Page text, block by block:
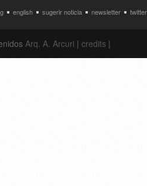
english sugerir noticia newsletter twitter
Arq. A. Arcuri | credits |